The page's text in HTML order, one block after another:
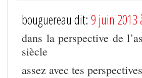
bouguereau dit: 9 juin 2013
dans la perspective de
siècle
assez avec tes